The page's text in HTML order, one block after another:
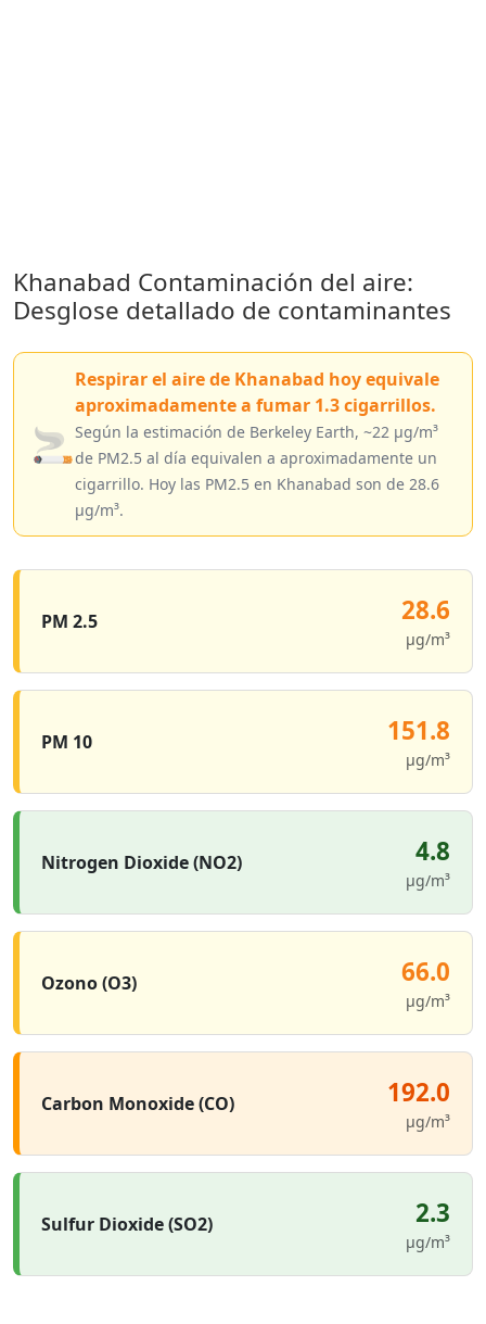
Khanabad Contaminación del aire:
Desglose detallado de contaminantes
🚬
Respirar el aire de Khanabad hoy equivale
aproximadamente a fumar 1.3 cigarrillos.
Según la estimación de Berkeley Earth, ~22 µg/m³
de PM2.5 al día equivalen a aproximadamente un
cigarrillo. Hoy las PM2.5 en Khanabad son de 28.6
µg/m³.
PM 2.5 28.6
µg/m³
PM 10 151.8
µg/m³
Nitrogen Dioxide (NO2) 4.8
µg/m³
Ozono (O3) 66.0
µg/m³
Carbon Monoxide (CO) 192.0
µg/m³
Sulfur Dioxide (SO2) 2.3
µg/m³